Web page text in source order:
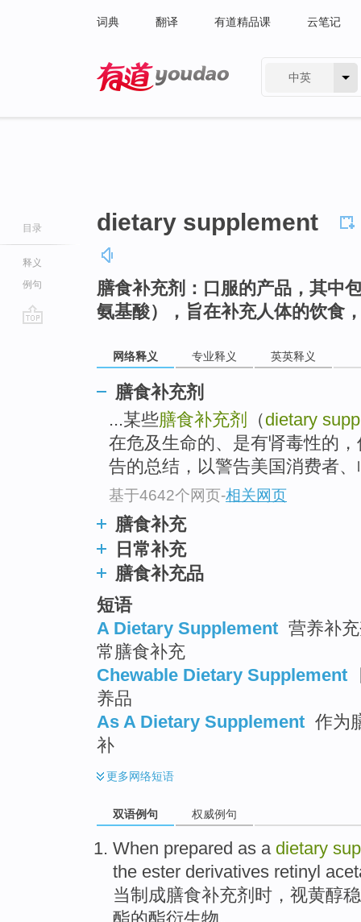
词典 翻译 有道精品课 云笔记
中英
目录
释义
例句
dietary supplement
膳食补充剂：口服的产品，其中
氨基酸），旨在补充人体的饮食
网络释义 专业释义 英英释义
膳食补充剂
...某些膳食补充剂 （dietary
在危及生命的、是有肾毒性的
告的总结，以警告美国消费者
基于4642个网页-相关网页
膳食补充
日常补充
膳食补充品
短语
A Dietary Supplement 营养补
常膳食补充
Chewable Dietary Supplement
养品
As A Dietary Supplement 作为
补
更多网络短语
双语例句 权威例句
When prepared as a dietary
the ester derivatives retinyl
当制成膳食补充剂 时， 视黄醇